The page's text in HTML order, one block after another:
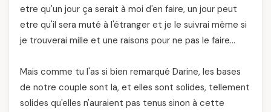
etre qu'un jour ça serait à moi d'en faire, un jour peut
etre qu'il sera muté à l'étranger et je le suivrai même si
je trouverai mille et une raisons pour ne pas le faire…
Mais comme tu l'as si bien remarqué Darine, les bases
de notre couple sont la, et elles sont solides, tellement
solides qu'elles n'auraient pas tenus sinon à cette